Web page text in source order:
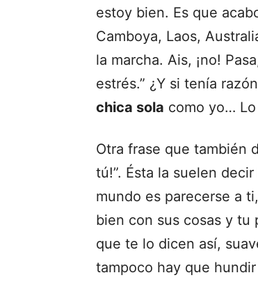
estoy bien. Es que
Camboya, Laos,
la marcha. Ais, ¡no!
estrés.” ¿Y si tenía
chica sola como yo…
Otra frase que también
tú!”. Ésta la suelen
mundo es parecerse a
bien con sus cosas y tu
que te lo dicen así,
tampoco hay que